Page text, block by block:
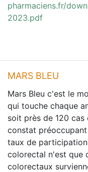
pharmaciens.fr/
2023.pdf
MARS BLEU
Mars Bleu c'est le
qui touche chaque
soit près de 120
constat
taux de
colorectal n'est que
colorectaux